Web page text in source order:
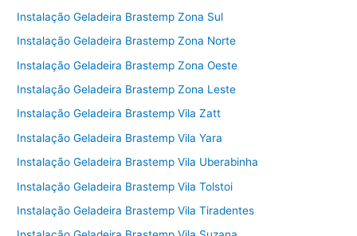
Instalação Geladeira Brastemp Zona Sul
Instalação Geladeira Brastemp Zona Norte
Instalação Geladeira Brastemp Zona Oeste
Instalação Geladeira Brastemp Zona Leste
Instalação Geladeira Brastemp Vila Zatt
Instalação Geladeira Brastemp Vila Yara
Instalação Geladeira Brastemp Vila Uberabinha
Instalação Geladeira Brastemp Vila Tolstoi
Instalação Geladeira Brastemp Vila Tiradentes